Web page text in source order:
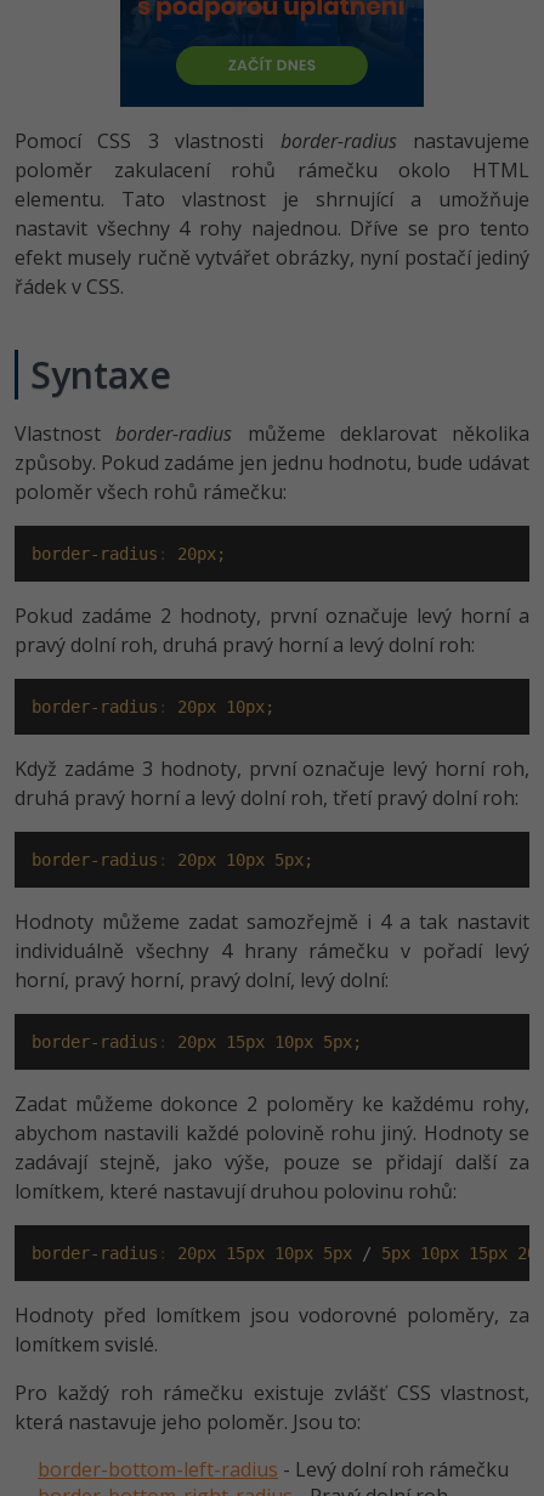
HTML5, CSS3, Bootstrap, SEO
SQL a databáze
Testování a verzování
UML a návrhové vzory
React
ASP.NET MVC
Django
Best practices
JavaScript
Python
HTML / CSS
UML a návrhové vzory
MS-SQL
SQLite
Vývojář mobilních aplikací
Specialista na AI a bigdata
C# Game developer
Webdesigner
Tester
Systémový administrátor
Projektový manažer
Databázový analytik
Copywriter
WordPress specialista
SEO specialista
Python -80%
JavaScript -80%
PHP
C++ -80%
Swift -80%
C
VB.NET
SQL
-80%
-41%
Umělá inteligence (AI) -10%
Pro děti
Více
Digitální gramotnost
Marketing -30%
WordPress
SEO
UX
Kryptoměny
Copywriting
MS Office -80%
Windows
Linux
Sítě
Elektronický podpis
Fórum
-80%
Adobe Illustrator -80%
Adobe Lightroom -30%
Adobe XD -15%
Adobe InDesign -25%
Blender
Inkscape
Fotografování -80%
Video
Fórum
Blog
Kariéra
Pro firmy
Pomocí CSS 3 vlastnosti border-radius nastavujeme
poloměr zakulacení rohů rámečku okolo HTML
elementu. Tato vlastnost je shrnující a umožňuje
nastavit všechny 4 rohy najednou. Dříve se pro tento
efekt musely ručně vytvářet obrázky, nyní postačí jediný
řádek v CSS.
Syntaxe
Vlastnostborder-radius můžeme deklarovat několika
způsoby. Pokud zadáme jen jednu hodnotu, bude udávat
poloměr všech rohů rámečku:
border-radius : 20px;
Pokud zadáme 2 hodnoty, první označuje levý horní a
pravý dolní roh, druhá pravý horní a levý dolní roh:
border-radius : 20px 10px;
Když zadáme 3 hodnoty, první označuje levý horní roh,
druhá pravý horní a levý dolní roh, třetí pravý dolní roh:
border-radius : 20px 10px 5px;
Hodnoty můžeme zadat samozřejmě i 4 a tak nastavit
individuálně všechny 4 hrany rámečku v pořadí levý
horní, pravý horní, pravý dolní, levý dolní:
border-radius : 20px 15px 10px 5px;
Zadat můžeme dokonce 2 poloměry ke každému rohy,
abychom nastavili každé polovině rohu jiný. Hodnoty se
zadávají stejně, jako výše, pouze se přidají další za
lomítkem, které nastavují druhou polovinu rohů:
border-radius : 20px 15px 10px 5px / 5px 10px 15px
Hodnoty před lomítkem jsou vodorovné poloměry, za
lomítkem svislé.
Pro každý roh rámečku existuje zvlášť CSS vlastnost,
která nastavuje jeho poloměr. Jsou to:
border-bottom-left-radius - Levý dolní roh rámečku